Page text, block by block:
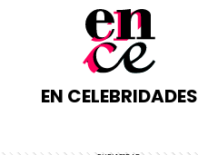
EN CELEBRIDADES